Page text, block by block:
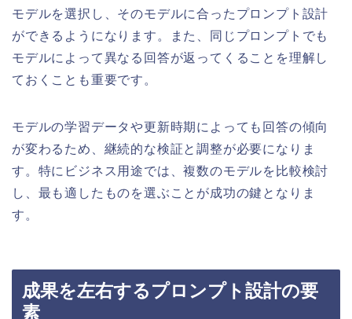
モデルを選択し、そのモデルに合ったプロンプト設計
ができるようになります。また、同じプロンプトでも
モデルによって異なる回答が返ってくることを理解し
ておくことも重要です。
モデルの学習データや更新時期によっても回答の傾向
が変わるため、継続的な検証と調整が必要になりま
す。特にビジネス用途では、複数のモデルを比較検討
し、最も適したものを選ぶことが成功の鍵となりま
す。
成果を左右するプロンプト設計の要
素